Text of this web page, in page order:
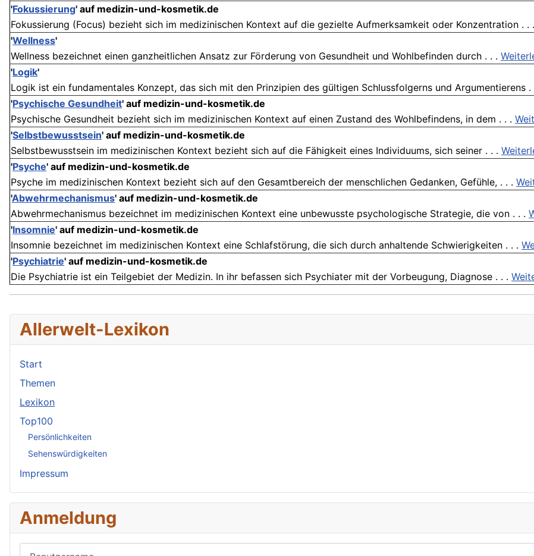
'Fokussierung' auf medizin-und-kosmetik.de
Fokussierung (Focus) bezieht sich im medizinischen Kontext auf die gezielte Aufmerksamkeit oder Konzentration . . .
'Wellness'
Wellness bezeichnet einen ganzheitlichen Ansatz zur Förderung von Gesundheit und Wohlbefinden durch . . .
'Logik'
Logik ist ein fundamentales Konzept, das sich mit den Prinzipien des gültigen Schlussfolgerns und Argumentierens .
'Psychische Gesundheit' auf medizin-und-kosmetik.de
Psychische Gesundheit bezieht sich im medizinischen Kontext auf einen Zustand des Wohlbefindens, in dem . . .
'Selbstbewusstsein' auf medizin-und-kosmetik.de
Selbstbewusstsein im medizinischen Kontext bezieht sich auf die Fähigkeit eines Individuums, sich seiner . . .
'Psyche' auf medizin-und-kosmetik.de
Psyche im medizinischen Kontext bezieht sich auf den Gesamtbereich der menschlichen Gedanken, Gefühle, . . .
'Abwehrmechanismus' auf medizin-und-kosmetik.de
Abwehrmechanismus bezeichnet im medizinischen Kontext eine unbewusste psychologische Strategie, die von . . .
'Insomnie' auf medizin-und-kosmetik.de
Insomnie bezeichnet im medizinischen Kontext eine Schlafstörung, die sich durch anhaltende Schwierigkeiten . . .
'Psychiatrie' auf medizin-und-kosmetik.de
Die Psychiatrie ist ein Teilgebiet der Medizin. In ihr befassen sich Psychiater mit der Vorbeugung, Diagnose . . .
Allerwelt-Lexikon
Start
Themen
Lexikon
Top100
Persönlichkeiten
Sehenswürdigkeiten
Impressum
Anmeldung